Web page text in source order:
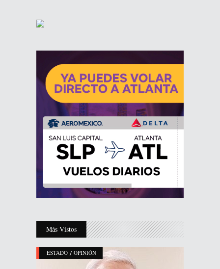
Más Vistos
ESTADO / OPINIÓN